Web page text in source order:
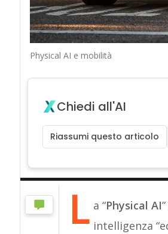
Physical AI e mobilità
Chiedi all'AI
Riassumi questo articolo
L a “Physical AI
intelligenza